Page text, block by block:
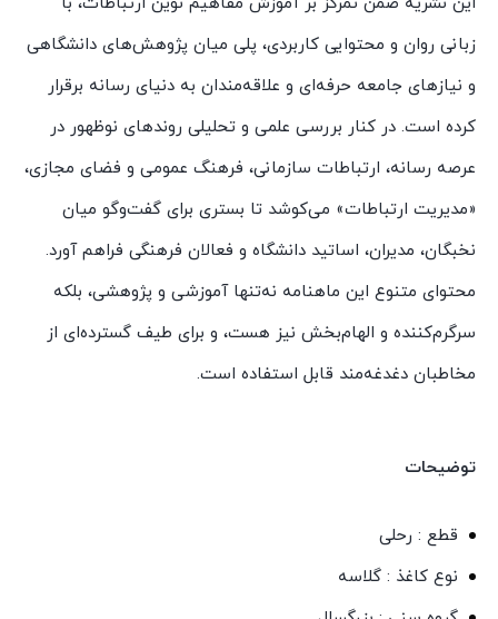
زبانی روان و محتوایی کاربردی، پلی میان پژوهش‌های دانشگاهی
و نیازهای جامعه حرفه‌ای و علاقه‌مندان به دنیای رسانه برقرار
کرده است. در کنار بررسی علمی و تحلیلی روندهای نوظهور در
عرصه رسانه، ارتباطات سازمانی، فرهنگ عمومی و فضای مجازی،
«مدیریت ارتباطات» می‌کوشد تا بستری برای گفت‌وگو میان
نخبگان، مدیران، اساتید دانشگاه و فعالان فرهنگی فراهم آورد.
محتوای متنوع این ماهنامه نه‌تنها آموزشی و پژوهشی، بلکه
سرگرم‌کننده و الهام‌بخش نیز هست، و برای طیف گسترده‌ای از
مخاطبان دغدغه‌مند قابل استفاده است.
توضیحات
قطع : رحلی
نوع کاغذ : گلاسه